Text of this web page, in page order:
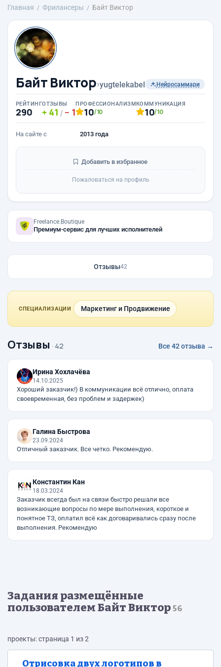
Главная Фрилансеры Байт Виктор
Байт Виктор›yugtelekabel Нейросаммари
РЕЙТИНГ
290
ОТЗЫВЫ
41 / 1
ПРОФЕССИОНАЛИЗМ
10/10
КОММУНИКАЦИЯ
10/10
На сайте с 2013 года
Добавить в избранное
Пожаловаться на профиль
Freelance.Boutique
Премиум-сервис для лучших исполнителей
Отзывы42
СПЕЦИАЛИЗАЦИИ Маркетинг и Продвижение
Отзывы · 42 Все 42 отзыва →
Ирина Хохлачёва
14.10.2025
Хороший заказчик!) В коммуникации всё отлично, оплата
своевременная, без проблем и задержек)
Галина Быстрова
23.09.2024
Отличный заказчик. Все четко. Рекомендую.
Константин Кан
18.03.2024
Заказчик всегда был на связи быстро решали все
возникающие вопросы по мере выполнения, короткое и
понятное ТЗ, оплатил всё как договаривались сразу после
выполнения. Рекомендую
Задания размещённые
пользователем Байт Виктор 56
проекты: страница 1 из 2
Отрисовка двух логотипов в